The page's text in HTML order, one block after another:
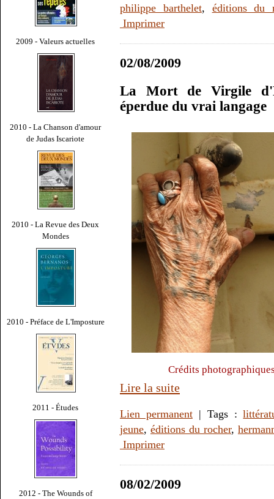
2009 - Valeurs actuelles
2010 - La Chanson d'amour
de Judas Iscariote
2010 - La Revue des Deux
Mondes
2010 - Préface de L'Imposture
2011 - Études
2012 - The Wounds of
philippe barthelet, éditions du
Imprimer
02/08/2009
La Mort de Virgile
éperdue du vrai langage
Crédits
Lire la suite
Lien permanent| Tags :
jeune, éditions du rocher,
Imprimer
08/02/2009